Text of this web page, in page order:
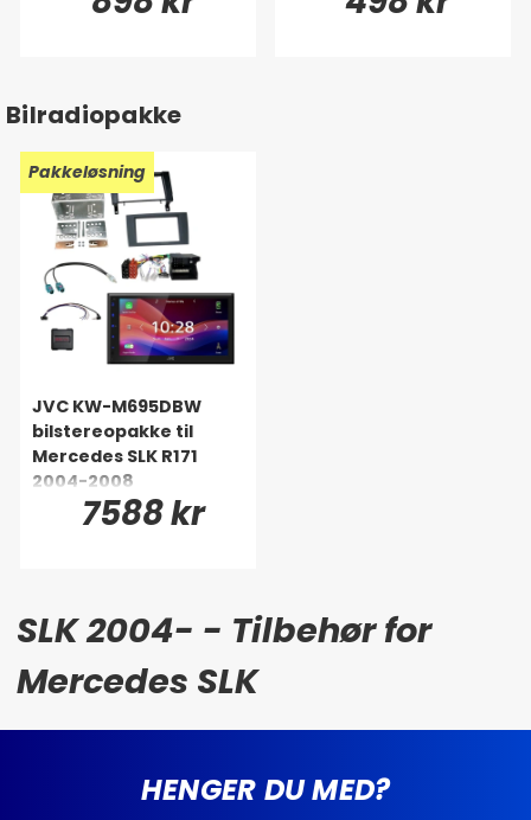
Bilradiopakke
Pakkeløsning
JVC KW-M695DBW
bilstereopakke til
Mercedes SLK R171
2004-2008
7588 kr
SLK 2004- - Tilbehør for
Mercedes SLK
HENGER DU MED?